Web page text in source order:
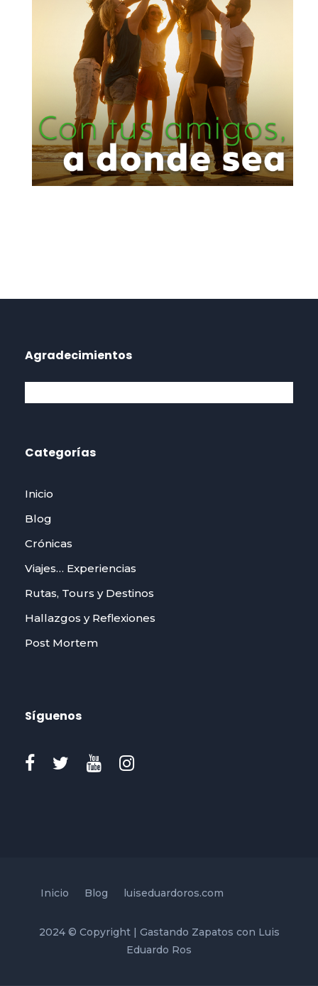
Agradecimientos
Categorías
Inicio
Blog
Crónicas
Viajes… Experiencias
Rutas, Tours y Destinos
Hallazgos y Reflexiones
Post Mortem
Síguenos
Inicio Blog luiseduardoros.com
2024 © Copyright | Gastando Zapatos con Luis
Eduardo Ros